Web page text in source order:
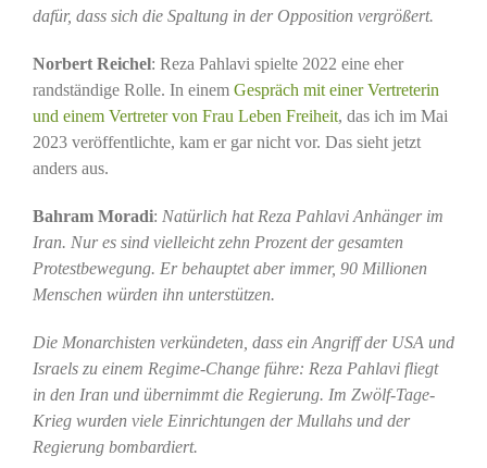
dafür, dass sich die Spaltung in der Opposition vergrößert.
Norbert Reichel: Reza Pahlavi spielte 2022 eine eher
randständige Rolle. In einem Gespräch mit einer Vertreterin
und einem Vertreter von Frau Leben Freiheit, das ich im Mai
2023 veröffentlichte, kam er gar nicht vor. Das sieht jetzt
anders aus.
Bahram Moradi: Natürlich hat Reza Pahlavi Anhänger im
Iran. Nur es sind vielleicht zehn Prozent der gesamten
Protestbewegung. Er behauptet aber immer, 90 Millionen
Menschen würden ihn unterstützen.
Die Monarchisten verkündeten, dass ein Angriff der USA und
Israels zu einem Regime-Change führe: Reza Pahlavi fliegt
in den Iran und übernimmt die Regierung. Im Zwölf-Tage-
Krieg wurden viele Einrichtungen der Mullahs und der
Regierung bombardiert.